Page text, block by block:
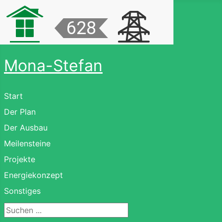
Mona-Stefan
Start
Der Plan
Der Ausbau
Meilensteine
Projekte
Energiekonzept
Sonstiges
Suchen ...